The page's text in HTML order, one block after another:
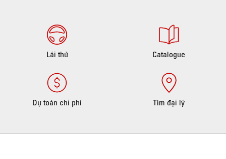
Lái thử Catalogue
Dự toán chi phí Tìm đại lý